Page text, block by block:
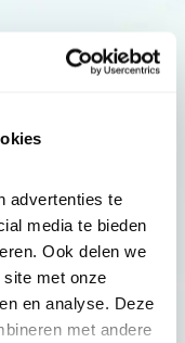
advertenties te
media te bieden
Ook delen we
met onze
en analyse. Deze
met andere
acties en tips